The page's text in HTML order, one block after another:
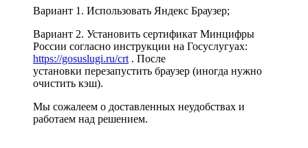
Вариант 1. Использовать Яндекс Браузер;
Вариант 2. Установить сертификат Минцифры
России согласно инструкции на Госуслугуах:
https://gosuslugi.ru/crt . После
установки перезапустить браузер (иногда нужно
очистить кэш).
Мы сожалеем о доставленных неудобствах и
работаем над решением.